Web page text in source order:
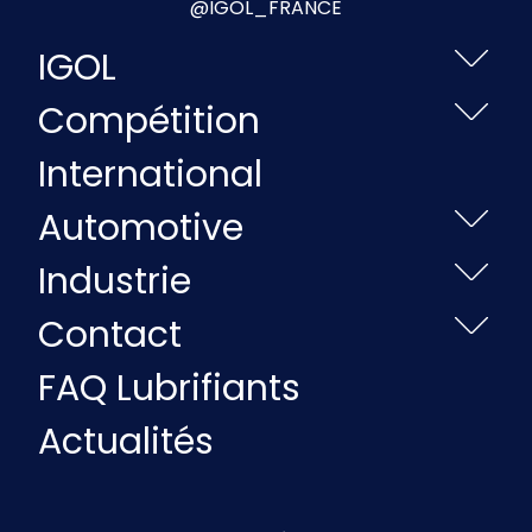
@IGOL_FRANCE
IGOL
Compétition
International
Automotive
Industrie
Contact
FAQ Lubrifiants
Actualités